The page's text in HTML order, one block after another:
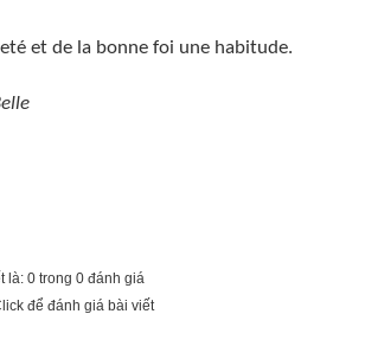
et de la bonne foi une habitude.
là: 0 trong 0 đánh giá
để đánh giá bài viết